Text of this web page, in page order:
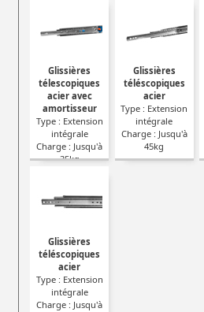
Glissières
télescopiques
acier avec
amortisseur
Type : Extension
intégrale
Charge : Jusqu'à
35kg
Glissières
téléscopiques
acier
Type : Extension
intégrale
Charge : Jusqu'à
45kg
Glissières
téléscopiques
acier
Type : Extension
intégrale
Charge : Jusqu'à